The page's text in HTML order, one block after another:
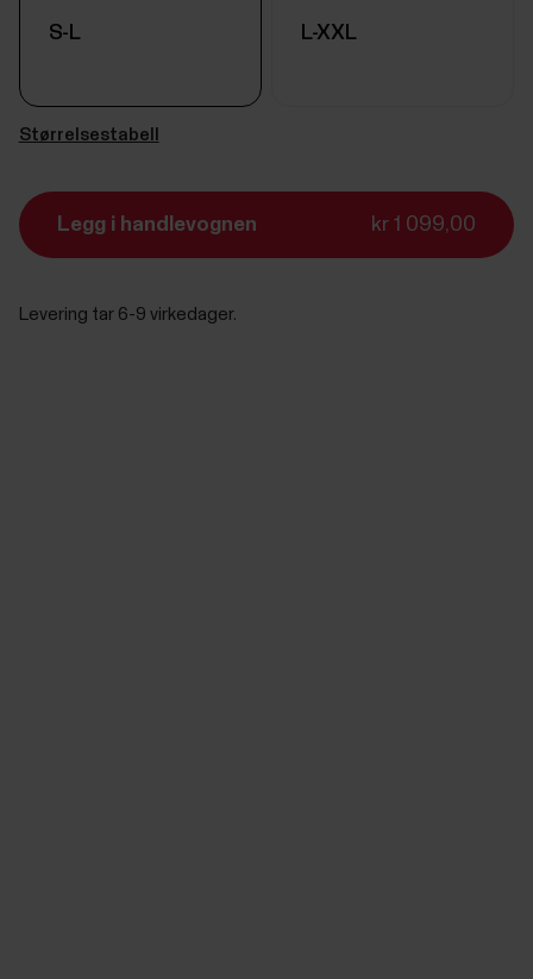
S-L L-XXL
Størrelsestabell
Legg i handlevognen kr 1 099,00
Levering tar 6-9 virkedager.